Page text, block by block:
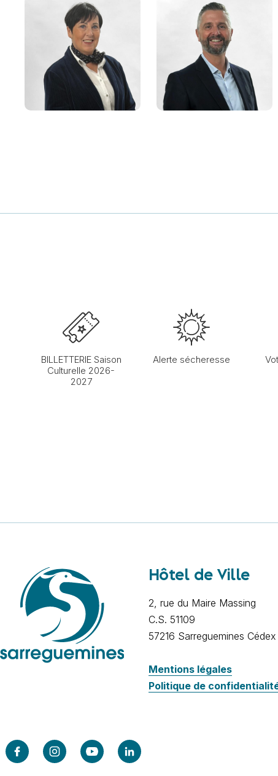
Marc ZINGRAFF
Maire de Sarreguemines
Jean-Marc
SCHWARTZ
Premier adjoint
BILLETTERIE Saison
Culturelle 2026-
2027
Alerte sécheresse
Hôtel de Ville
2, rue du Maire Massing
C.S. 51109
57216 Sarreguemines Cédex
Mentions légales
Politique de